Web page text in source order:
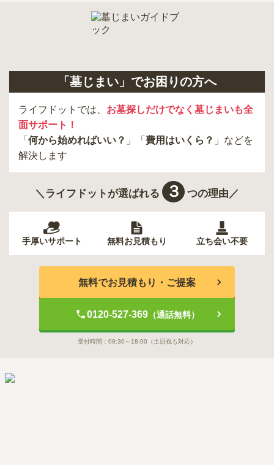
町田市 府中市
昭島市
葛飾区 墨田区
杉並区
「墓じまい」でお困りの方へ
ライフドットでは、 お墓探しだけでなく墓じまいも全
面サポート！
「 何から始めればいい？ 」「 費用はいくら？ 」などを
解決します
＼ライフドットが選ばれる ３ つの理由／
手厚いサポート 無料お見積もり 立ち会い不要
無料でお見積もり・ご提案
0120-527-369（通話無料）
受付時間： 09:30～18:00 （土日祝も対応）